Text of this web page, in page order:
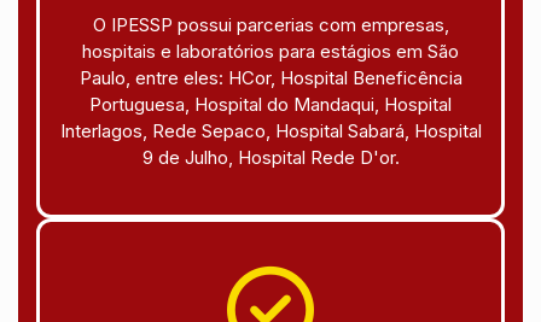
O IPESSP possui parcerias com empresas,
hospitais e laboratórios para estágios em São
Paulo, entre eles: HCor, Hospital Beneficência
Portuguesa, Hospital do Mandaqui, Hospital
Interlagos, Rede Sepaco, Hospital Sabará, Hospital
9 de Julho, Hospital Rede D'or.